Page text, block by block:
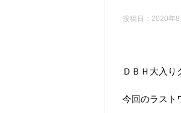
投稿日： 2020年8
ＤＢＨ大入り
今回のラスト